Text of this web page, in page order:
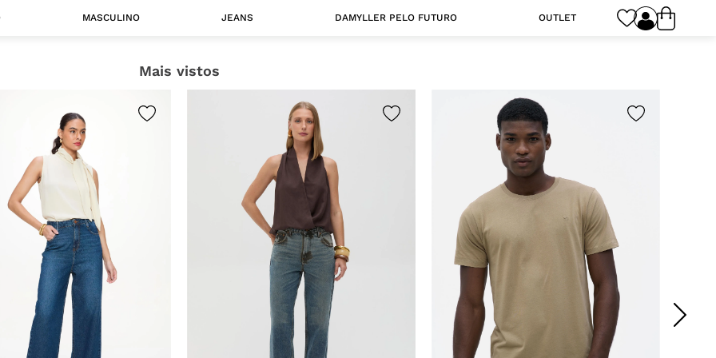
MASCULINO JEANS
Jaquetas
CATEGORIA
DAMYLLER PELO FUTURO OUTLET
Mais vistos